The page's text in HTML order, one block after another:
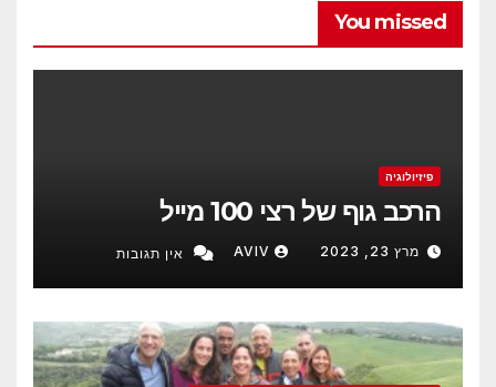
You missed
פיזיולוגיה
הרכב גוף של רצי 100 מייל
מרץ 23, 2023 AVIV אין תגובות